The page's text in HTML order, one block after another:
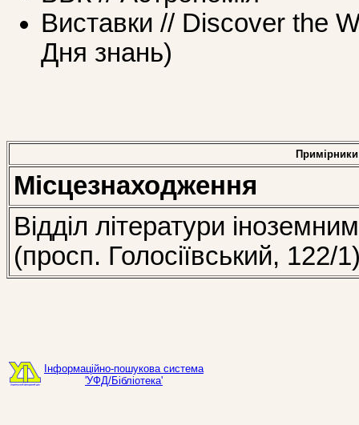
Виставки // Discover the
Дня знань)
Примірники
Місцезнаходження
Відділ літератури
(просп. Голосіївський, 122/
Інформаційно-пошукова система
'УФД/Бібліотека'